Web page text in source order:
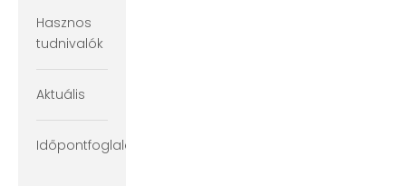
Hasznos
tudnivalók
Aktuális
Időpontfoglalás